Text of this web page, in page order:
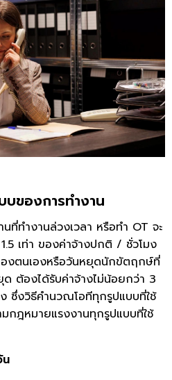
ของการทำงาน
ทำงานล่วงเวลา หรือทำ OT จะ
เท่า ของค่าจ้างปกติ / ชั่วโมง
งตนเองหรือวันหยุดนักขัตฤกษ์ที่
ต้องได้รับค่าจ้างไม่น้อยกว่า 3
ซึ่งวิธีคำนวณโอทีทุกรูปแบบที่ใช้
กฎหมายแรงงานทุกรูปแบบที่ใช้
น